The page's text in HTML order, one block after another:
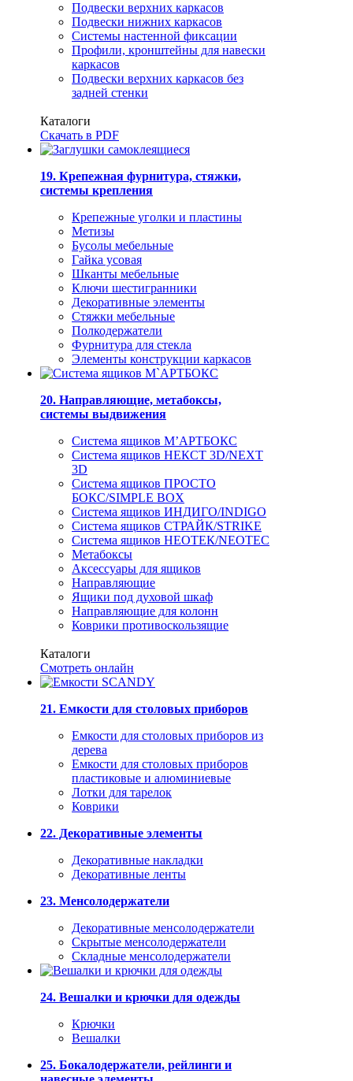
Подвески верхних каркасов
Подвески нижних каркасов
Системы настенной фиксации
Профили, кронштейны для навески
каркасов
Подвески верхних каркасов без
задней стенки
Каталоги
Скачать в PDF
19. Крепежная фурнитура, стяжки,
системы крепления
Крепежные уголки и пластины
Метизы
Бусолы мебельные
Гайка усовая
Шканты мебельные
Ключи шестигранники
Декоративные элементы
Стяжки мебельные
Полкодержатели
Фурнитура для стекла
Элементы конструкции каркасов
20. Направляющие, метабоксы,
системы выдвижения
Система ящиков М’АРТБОКС
Система ящиков НЕКСТ 3D/NEXT
3D
Система ящиков ПРОСТО
БОКС/SIMPLE BOX
Система ящиков ИНДИГО/INDIGO
Система ящиков СТРАЙК/STRIKE
Система ящиков НЕОТЕК/NEOTEC
Метабоксы
Аксессуары для ящиков
Направляющие
Ящики под духовой шкаф
Направляющие для колонн
Коврики противоскользящие
Каталоги
Смотреть онлайн
21. Емкости для столовых приборов
Емкости для столовых приборов из
дерева
Емкости для столовых приборов
пластиковые и алюминиевые
Лотки для тарелок
Коврики
22. Декоративные элементы
Декоративные накладки
Декоративные ленты
23. Менсолодержатели
Декоративные менсолодержатели
Скрытые менсолодержатели
Складные менсолодержатели
24. Вешалки и крючки для одежды
Крючки
Вешалки
25. Бокалодержатели, рейлинги и